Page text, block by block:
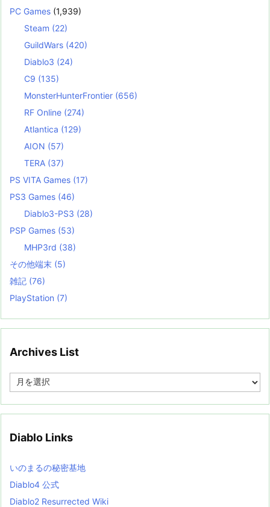
PC Games (1,939)
Steam (22)
GuildWars (420)
Diablo3 (24)
C9 (135)
MonsterHunterFrontier (656)
RF Online (274)
Atlantica (129)
AION (57)
TERA (37)
PS VITA Games (17)
PS3 Games (46)
Diablo3-PS3 (28)
PSP Games (53)
MHP3rd (38)
その他端末 (5)
雑記 (76)
PlayStation (7)
Archives List
e
i
s
t
Diablo Links
いのまるの秘密基地
Diablo4 公式
Diablo2 Resurrected Wiki